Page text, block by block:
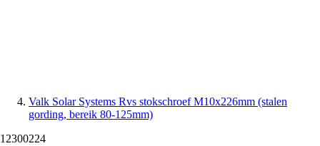
Valk Solar Systems Rvs stokschroef M10x226mm (stalen
gording, bereik 80-125mm)
12300224